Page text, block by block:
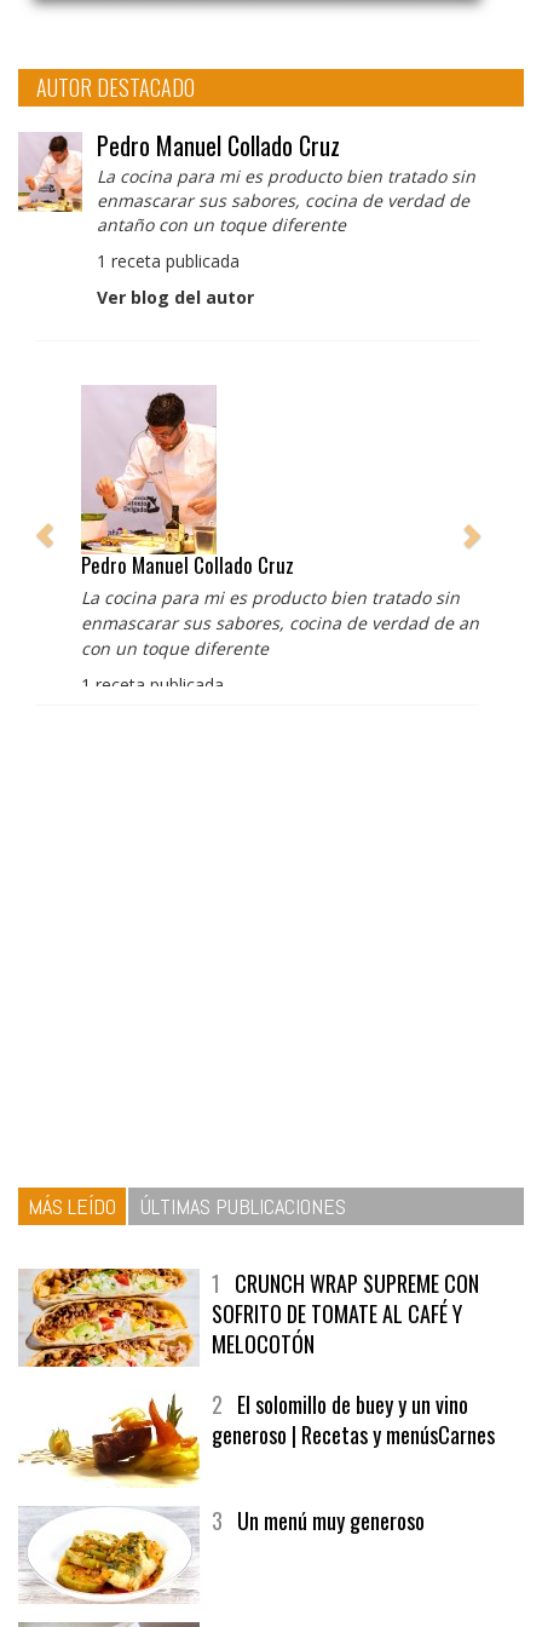
AUTOR DESTACADO
Pedro Manuel Collado Cruz
La cocina para mi es producto bien tratado sin
enmascarar sus sabores, cocina de verdad de
antaño con un toque diferente
1 receta publicada
Ver blog del autor
Pedro Manuel Collado Cruz
La cocina para mi es producto bien tratado sin
enmascarar sus sabores, cocina de verdad de antaño
con un toque diferente
1 receta publicada
1CRUNCH WRAP SUPREME CON
SOFRITO DE TOMATE AL CAFÉ Y
MELOCOTÓN
2El solomillo de buey y un vino